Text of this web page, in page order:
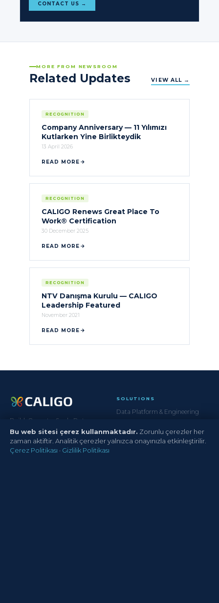
CONTACT US →
MORE FROM NEWSROOM
Related Updates VIEW ALL →
RECOGNITION
Company Anniversary — 11 Yılımızı
Kutlarken Yine Birlikteydik
13 April 2026
READ MORE
RECOGNITION
CALIGO Renews Great Place To
Work® Certification
30 December 2025
READ MORE
RECOGNITION
NTV Danışma Kurulu — CALIGO
Leadership Featured
November 2021
READ MORE
Build. Operate. Scale Data.
SOLUTIONS
Data Platform & Engineering
Customer Analytics
AI & Advanced Analytics
Bu web sitesi çerez kullanmaktadır. Zorunlu çerezler her
zaman aktiftir. Analitik çerezler yalnızca onayınızla etkinleştirilir.
Çerez Politikası · Gizlilik Politikası